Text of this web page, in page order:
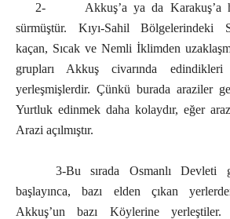
2- Akkuş’a ya da Karakuş’a
sürmüştür. Kıyı-Sahil Bölgelerindeki
kaçan, Sıcak ve Nemli İklimden
grupları Akkuş civarında
yerleşmişlerdir. Çünkü burada araziler
Yurtluk edinmek daha kolaydır, eğer
Arazi açılmıştır.
3-Bu sırada Osmanlı Devleti
başlayınca, bazı elden çıkan
Akkuş’un bazı Köylerine yerleştiler.